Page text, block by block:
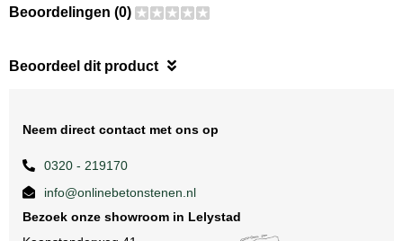
Beoordelingen (0)
Beoordeel dit product
Neem direct contact met ons op
0320 - 219170
info@onlinebetonstenen.nl
Bezoek onze showroom in Lelystad